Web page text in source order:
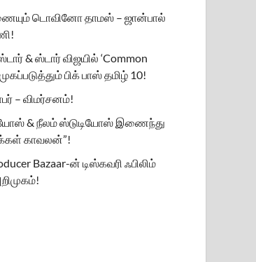
டொவினோ தாமஸ் – ஜான்பால்
& ஸ்டார் விஜயில் ‘Common
பிக் பாஸ் தமிழ் 10!
– விமர்சனம்!
& நீலம் ஸ்டுடியோஸ் இணைந்து
காவலன்”!
Bazaar-ன் டிஸ்கவரி ஃபிலிம்